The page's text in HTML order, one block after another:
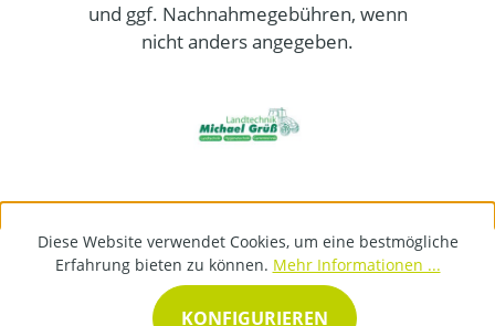
und ggf. Nachnahmegebühren, wenn
nicht anders angegeben.
Diese Website verwendet Cookies, um eine bestmögliche
Erfahrung bieten zu können. Mehr Informationen ...
KONFIGURIEREN